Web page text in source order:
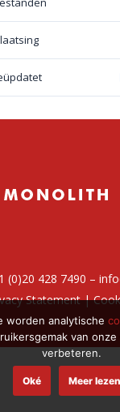
(0)20 428 7490 –
Statement|
worden analytische
van
verbeteren.
Oké Meer lezen